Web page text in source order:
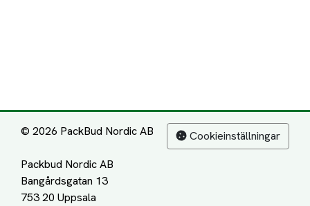
© 2026 PackBud Nordic AB
Packbud Nordic AB
Bangårdsgatan 13
753 20 Uppsala
Cookieinställningar